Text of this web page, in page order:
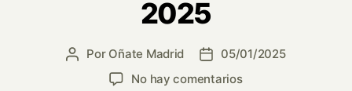
2025
Por Oñate Madrid
05/01/2025
No hay comentarios